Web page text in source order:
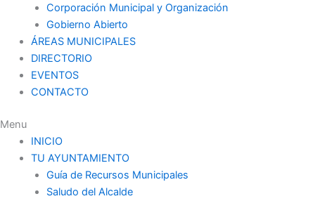
Corporación Municipal y Organización
Gobierno Abierto
ÁREAS MUNICIPALES
DIRECTORIO
EVENTOS
CONTACTO
Menu
INICIO
TU AYUNTAMIENTO
Guía de Recursos Municipales
Saludo del Alcalde